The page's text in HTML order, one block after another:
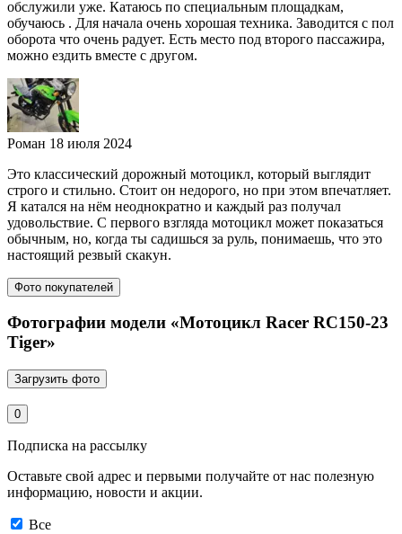
обслужили уже. Катаюсь по специальным площадкам,
обучаюсь . Для начала очень хорошая техника. Заводится с пол
оборота что очень радует. Есть место под второго пассажира,
можно ездить вместе с другом.
Роман 18 июля 2024
Это классический дорожный мотоцикл, который выглядит
строго и стильно. Стоит он недорого, но при этом впечатляет.
Я катался на нём неоднократно и каждый раз получал
удовольствие. С первого взгляда мотоцикл может показаться
обычным, но, когда ты садишься за руль, понимаешь, что это
настоящий резвый скакун.
Фото покупателей
Фотографии модели «Мотоцикл Racer RC150-23
Tiger»
Загрузить фото
0
Подписка на рассылку
Оставьте свой адрес и первыми получайте от нас полезную
информацию, новости и акции.
Все